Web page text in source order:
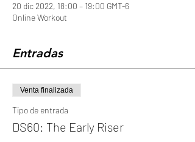
20 dic 2022, 18:00 – 19:00 GMT-6
Online Workout
Entradas
Venta finalizada
Tipo de entrada
DS60: The Early Riser